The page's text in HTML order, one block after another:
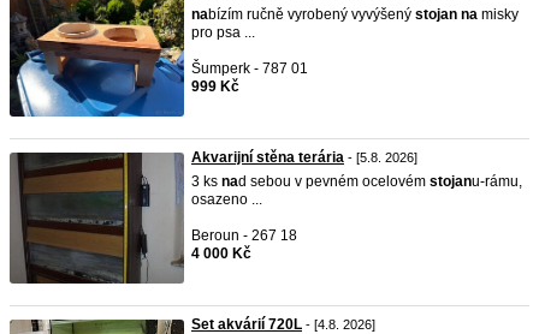
nabízím ručně vyrobený vyvýšený stojan na misky
pro psa ...
Šumperk - 787 01
999 Kč
Akvarijní stěna terária - [5.8. 2026]
3 ks nad sebou v pevném ocelovém stojanu-rámu,
osazeno ...
Beroun - 267 18
4 000 Kč
Set akvárií 720L - [4.8. 2026]